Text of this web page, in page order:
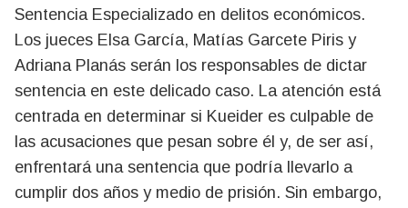
Sentencia Especializado en delitos económicos.
Los jueces Elsa García, Matías Garcete Piris y
Adriana Planás serán los responsables de dictar
sentencia en este delicado caso. La atención está
centrada en determinar si Kueider es culpable de
las acusaciones que pesan sobre él y, de ser así,
enfrentará una sentencia que podría llevarlo a
cumplir dos años y medio de prisión. Sin embargo,